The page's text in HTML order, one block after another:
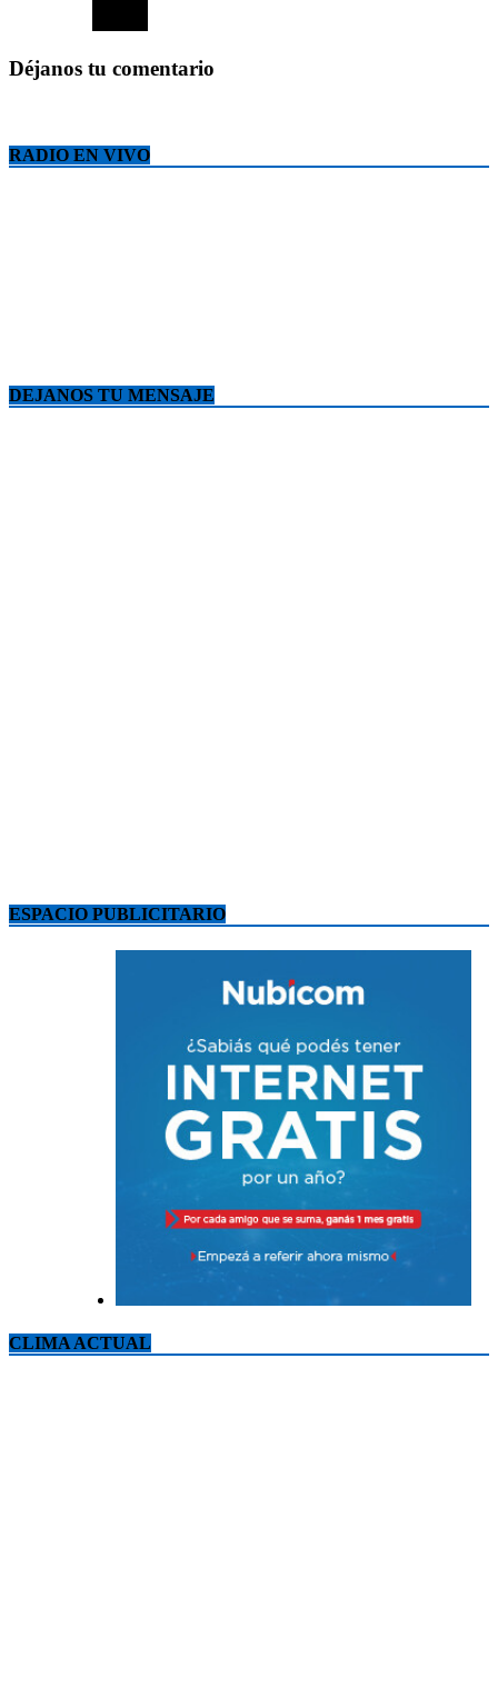
Déjanos tu comentario
RADIO EN VIVO
DEJANOS TU MENSAJE
ESPACIO PUBLICITARIO
CLIMA ACTUAL